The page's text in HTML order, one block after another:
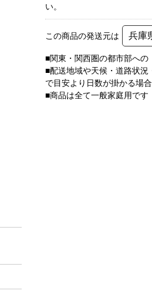
い。
この商品の発送元は 兵庫
■関東・関西圏の都市部への
■配送地域や天候・道路状
で目安より日数が掛かる場
■商品は全て一般家庭用です